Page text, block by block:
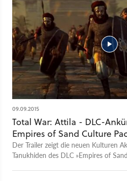
09.09.2015
Total War: Attila - DLC-
Empires of Sand Culture
Der Trailer zeigt die neuen Kulturen
Tanukhiden des DLC »Empires of